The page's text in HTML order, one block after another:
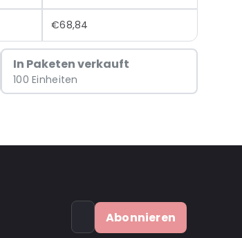
€68,84
In Paketen verkauft
100 Einheiten
Abonnieren